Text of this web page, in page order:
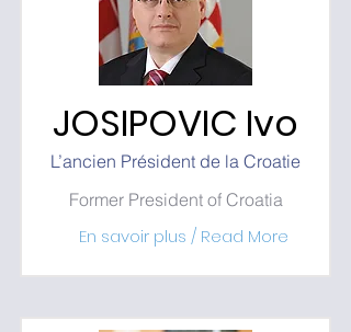
JOSIPOVIC Ivo
L’ancien Président de la Croatie
Former President of Croatia
En savoir plus / Read More